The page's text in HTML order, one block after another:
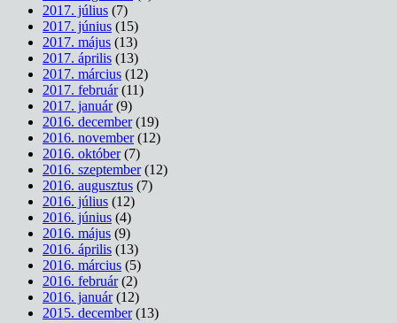
2017. július (7)
2017. június (15)
2017. május (13)
2017. április (13)
2017. március (12)
2017. február(11)
2017. január(9)
2016. december(19)
2016. november(12)
2016. október(7)
2016. szeptember(12)
2016. augusztus (7)
2016. július (12)
2016. június (4)
2016. május (9)
2016. április (13)
2016. március (5)
2016. február(2)
2016. január(12)
2015. december(13)